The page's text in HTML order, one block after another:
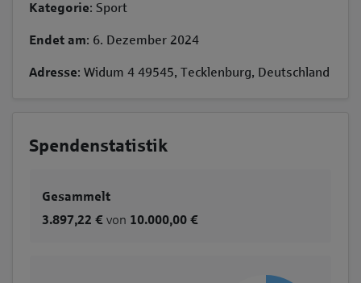
Spendenstatistik
Gesammelt
3.897,22 € von 10.000,00 €
Kategorie: Sport
Endet am: 6. Dezember 2024
Adresse: Widum 4 49545, Tecklenburg, Deutschland